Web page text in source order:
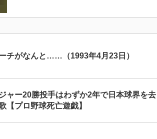
チがなんと……（1993年4月23日）
ャー20勝投手はわずか2年で日本球界を去
【プロ野球死亡遊戯】